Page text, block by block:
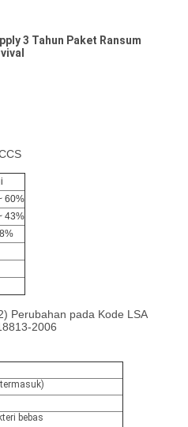
3 Tahun Paket Ransum
60%
43%
Perubahan pada Kode LSA
2006
bebas